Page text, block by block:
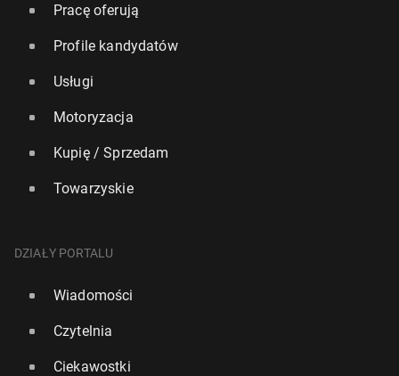
Pracę oferują
Profile kandydatów
Usługi
Motoryzacja
Kupię / Sprzedam
Towarzyskie
DZIAŁY PORTALU
Wiadomości
Czytelnia
Ciekawostki